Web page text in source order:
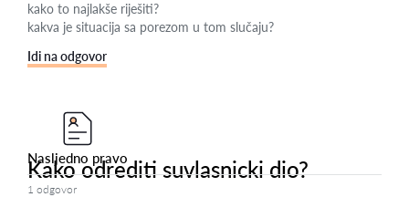
kako to najlakše riješiti?
kakva je situacija sa porezom u tom slučaju?
Idi na odgovor
Nasljedno pravo
Kako odrediti suvlasnicki dio?
1 odgovor